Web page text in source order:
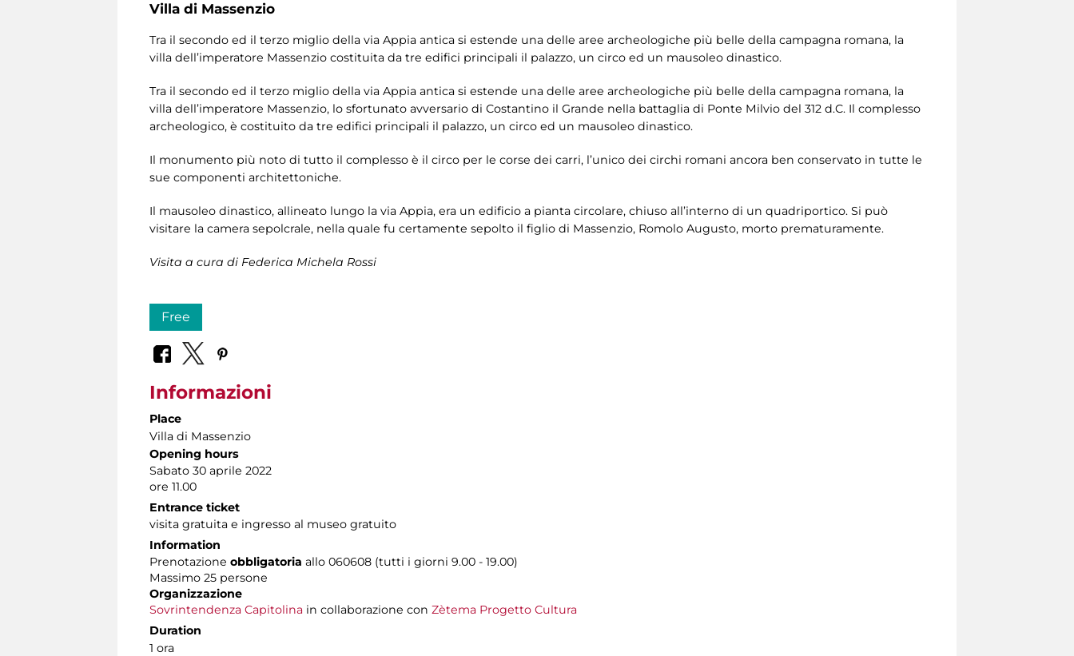
Villa di Massenzio
Tra il secondo ed il terzo miglio della via Appia antica si estende una delle aree archeologiche più belle della campagna romana, la
villa dell’imperatore Massenzio costituita da tre edifici principali il palazzo, un circo ed un mausoleo dinastico.
Tra il secondo ed il terzo miglio della via Appia antica si estende una delle aree archeologiche più belle della campagna romana, la
villa dell’imperatore Massenzio, lo sfortunato avversario di Costantino il Grande nella battaglia di Ponte Milvio del 312 d.C. Il complesso
archeologico, è costituito da tre edifici principali il palazzo, un circo ed un mausoleo dinastico.
Il monumento più noto di tutto il complesso è il circo per le corse dei carri, l’unico dei circhi romani ancora ben conservato in tutte le
sue componenti architettoniche.
Il mausoleo dinastico, allineato lungo la via Appia, era un edificio a pianta circolare, chiuso all’interno di un quadriportico. Si può
visitare la camera sepolcrale, nella quale fu certamente sepolto il figlio di Massenzio, Romolo Augusto, morto prematuramente.
Visita a cura di Federica Michela Rossi
Free
Informazioni
Place
Villa di Massenzio
Opening hours
Sabato 30 aprile 2022
ore 11.00
Entrance ticket
visita gratuita e ingresso al museo gratuito
Information
Prenotazione obbligatoria allo 060608 (tutti i giorni 9.00 - 19.00)
Massimo 25 persone
Organizzazione
Sovrintendenza Capitolina in collaborazione con Zètema Progetto Cultura
Duration
1 ora